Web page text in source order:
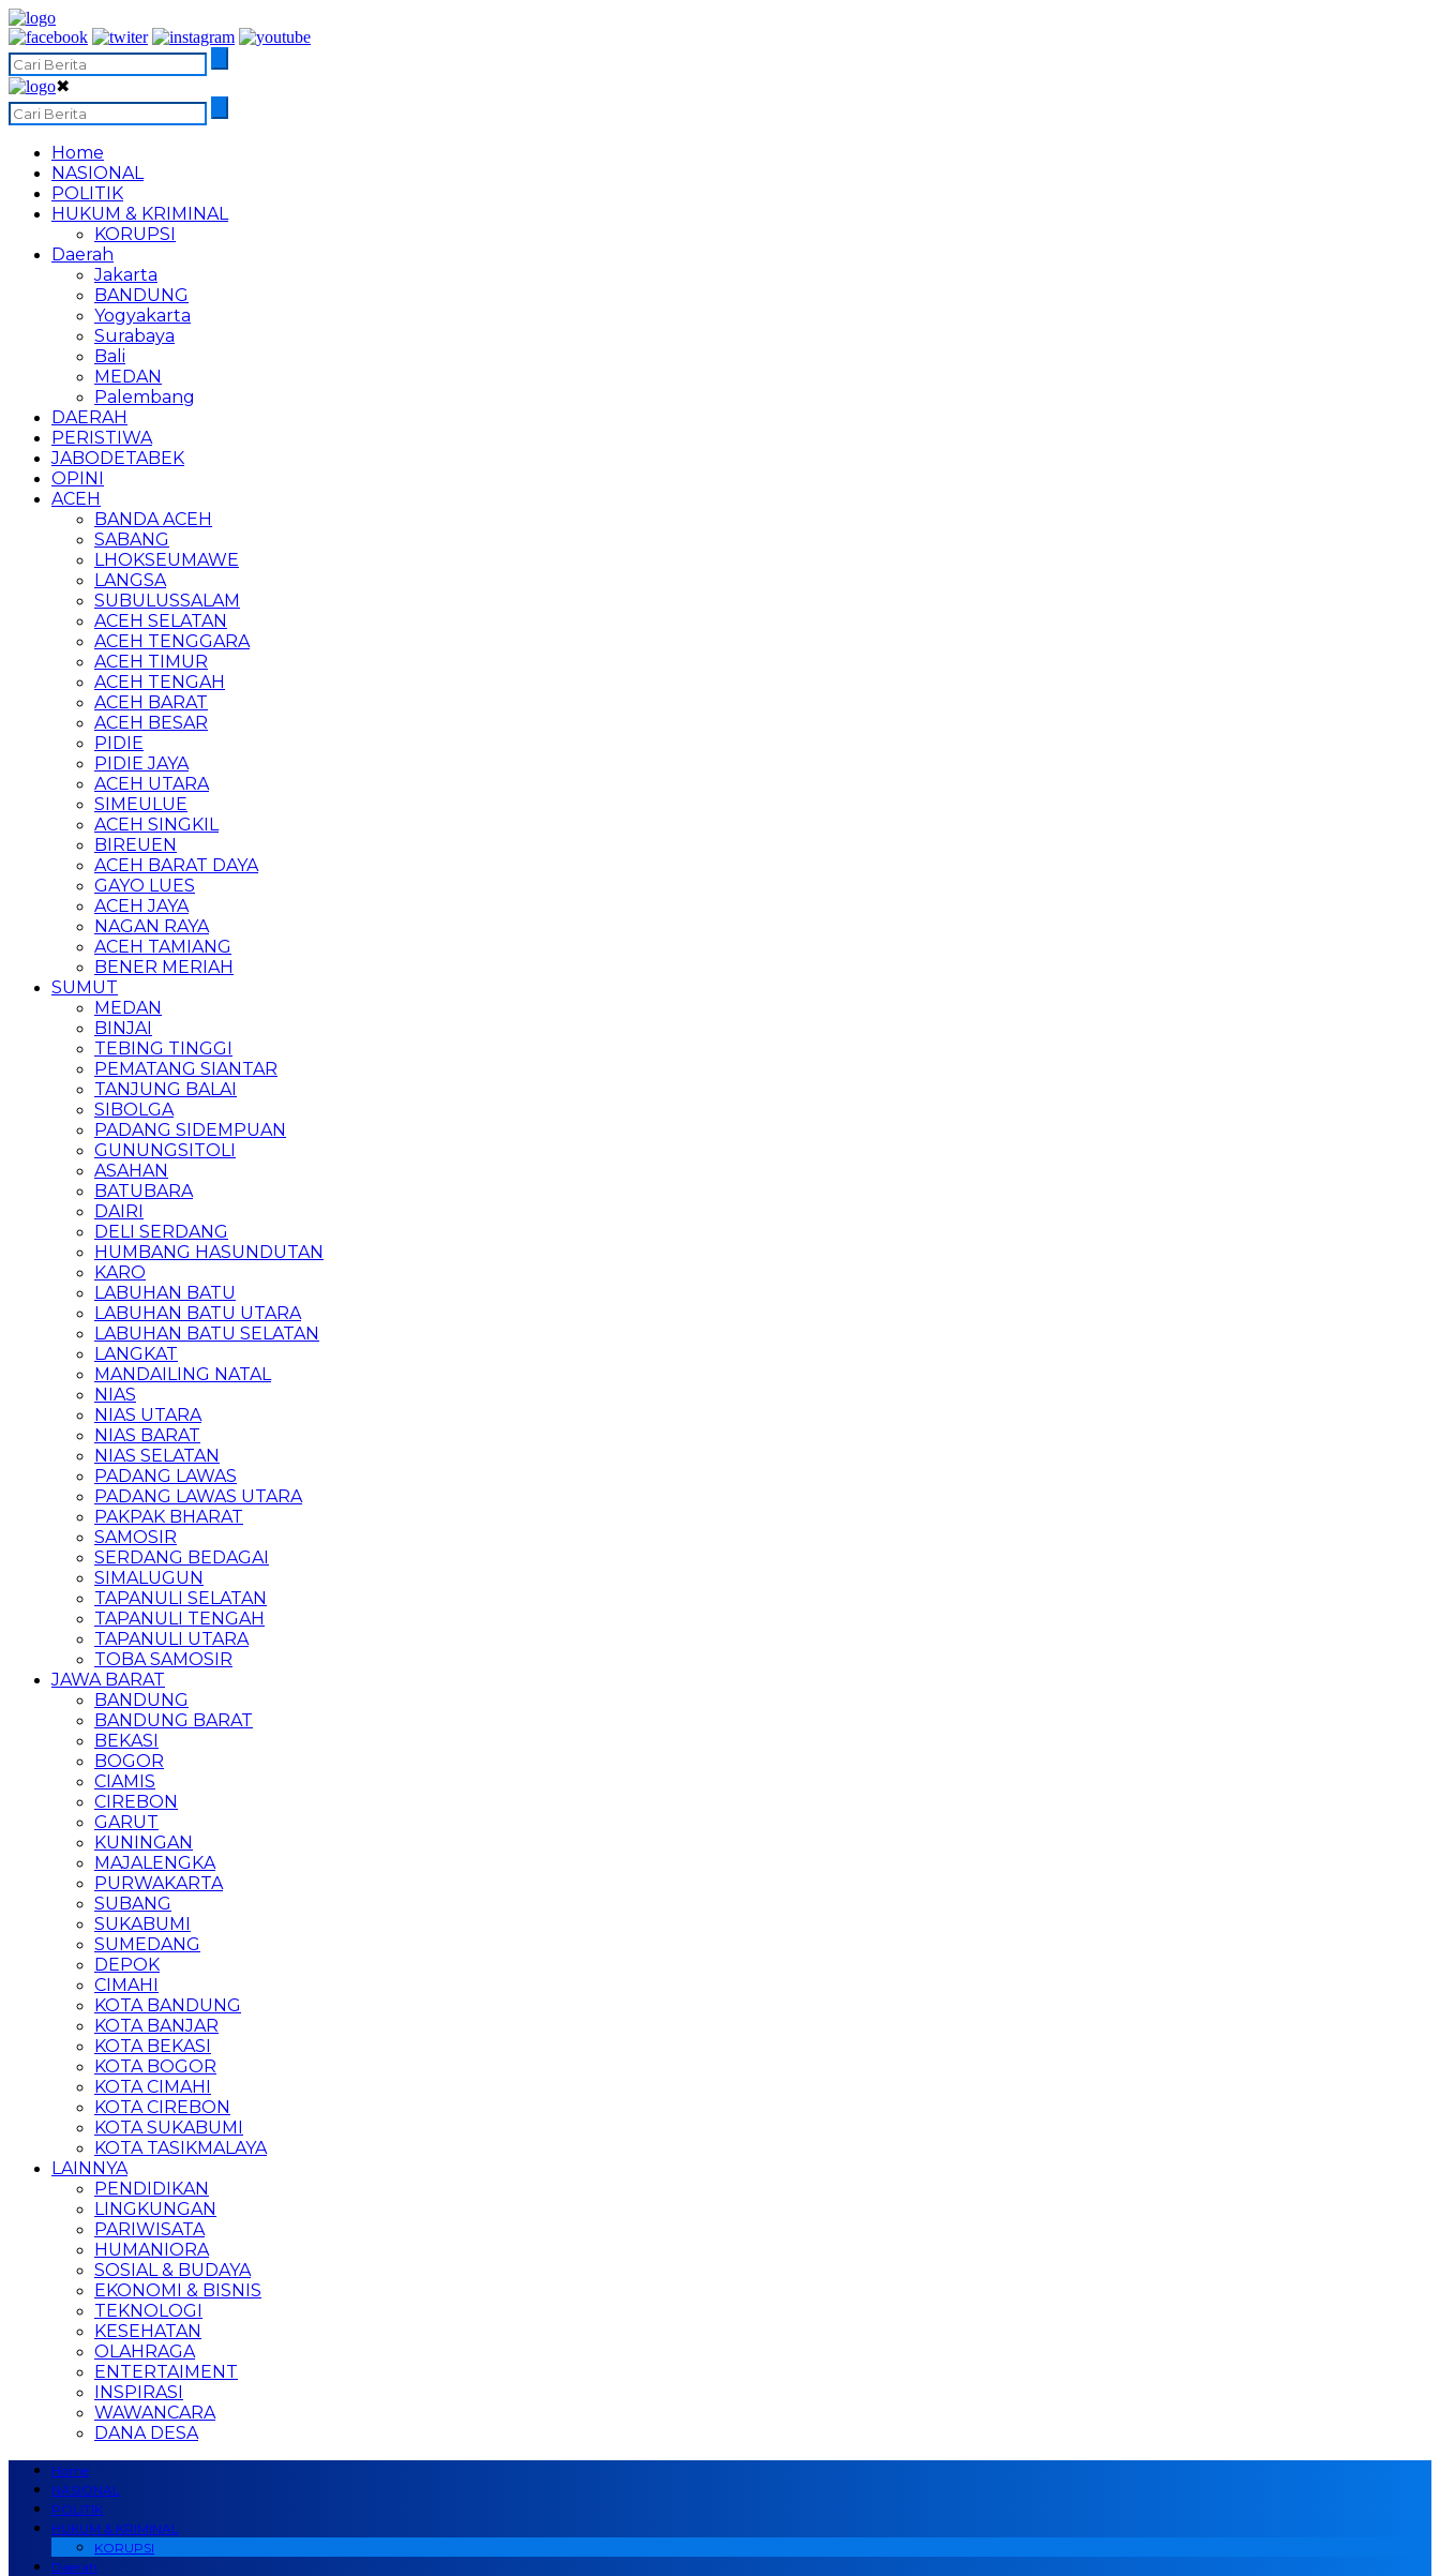
✖
Home
NASIONAL
POLITIK
HUKUM & KRIMINAL
KORUPSI
Daerah
Jakarta
BANDUNG
Yogyakarta
Surabaya
Bali
MEDAN
Palembang
DAERAH
PERISTIWA
JABODETABEK
OPINI
ACEH
BANDA ACEH
SABANG
LHOKSEUMAWE
LANGSA
SUBULUSSALAM
ACEH SELATAN
ACEH TENGGARA
ACEH TIMUR
ACEH TENGAH
ACEH BARAT
ACEH BESAR
PIDIE
PIDIE JAYA
ACEH UTARA
SIMEULUE
ACEH SINGKIL
BIREUEN
ACEH BARAT DAYA
GAYO LUES
ACEH JAYA
NAGAN RAYA
ACEH TAMIANG
BENER MERIAH
SUMUT
MEDAN
BINJAI
TEBING TINGGI
PEMATANG SIANTAR
TANJUNG BALAI
SIBOLGA
PADANG SIDEMPUAN
GUNUNGSITOLI
ASAHAN
BATUBARA
DAIRI
DELI SERDANG
HUMBANG HASUNDUTAN
KARO
LABUHAN BATU
LABUHAN BATU UTARA
LABUHAN BATU SELATAN
LANGKAT
MANDAILING NATAL
NIAS
NIAS UTARA
NIAS BARAT
NIAS SELATAN
PADANG LAWAS
PADANG LAWAS UTARA
PAKPAK BHARAT
SAMOSIR
SERDANG BEDAGAI
SIMALUGUN
TAPANULI SELATAN
TAPANULI TENGAH
TAPANULI UTARA
TOBA SAMOSIR
JAWA BARAT
BANDUNG
BANDUNG BARAT
BEKASI
BOGOR
CIAMIS
CIREBON
GARUT
KUNINGAN
MAJALENGKA
PURWAKARTA
SUBANG
SUKABUMI
SUMEDANG
DEPOK
CIMAHI
KOTA BANDUNG
KOTA BANJAR
KOTA BEKASI
KOTA BOGOR
KOTA CIMAHI
KOTA CIREBON
KOTA SUKABUMI
KOTA TASIKMALAYA
LAINNYA
PENDIDIKAN
LINGKUNGAN
PARIWISATA
HUMANIORA
SOSIAL & BUDAYA
EKONOMI & BISNIS
TEKNOLOGI
KESEHATAN
OLAHRAGA
ENTERTAIMENT
INSPIRASI
WAWANCARA
DANA DESA
Home
NASIONAL
POLITIK
HUKUM & KRIMINAL
KORUPSI
Daerah